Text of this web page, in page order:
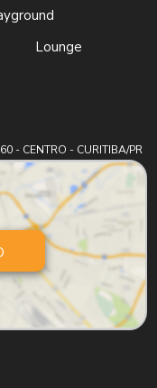
Lounge
- CENTRO - CURITIBA/PR